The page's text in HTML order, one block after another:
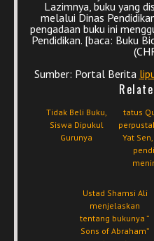
Lazimnya, buku yang
melalui Dinas
pengadaan buku ini
Pendidikan. [baca: Buku
Sumber: Portal Berita
Tidak Beli Buku,
Siswa Dipukul
Gurunya
tatus
Yat
Ustad Shamsi Ali
menjelaskan
tentang bukunya ”
Sons of Abraham”